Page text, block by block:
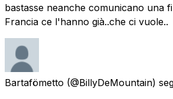
bastasse neanche comunicano una
Francia ce l'hanno già..che ci vuole..
Bartafömetto (@BillyDeMountain)